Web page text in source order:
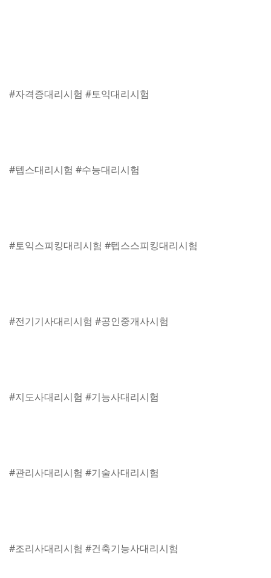
#자격증대리시험 #토익대리시험
#텝스대리시험 #수능대리시험
#토익스피킹대리시험 #텝스스피킹대리시험
#전기기사대리시험 #공인중개사시험
#지도사대리시험 #기능사대리시험
#관리사대리시험 #기술사대리시험
#조리사대리시험 #건축기능사대리시험